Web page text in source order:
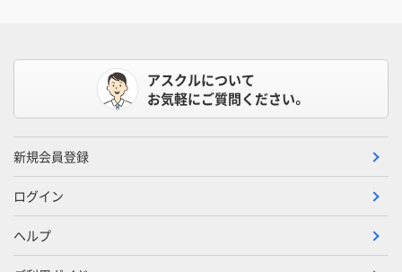
アスクルについて
お気軽にご質問ください。
新規会員登録
ログイン
ヘルプ